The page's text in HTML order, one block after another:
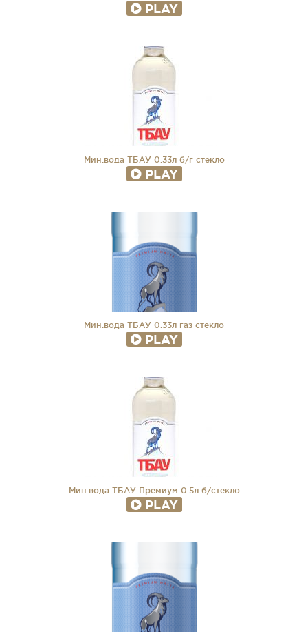
PLAY
Мин.вода ТБАУ 0.33л б/г стекло
PLAY
Мин.вода ТБАУ 0.33л газ стекло
PLAY
Мин.вода ТБАУ Премиум 0.5л б/стекло
PLAY